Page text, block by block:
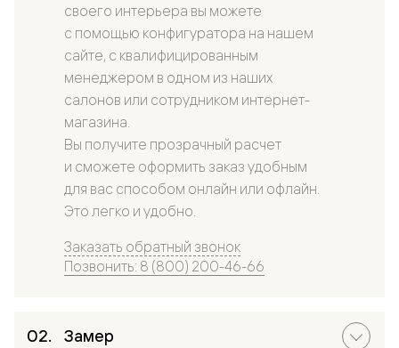
своего интерьера вы можете
с помощью конфигуратора на нашем
сайте, с квалифицированным
менеджером в одном из наших
салонов или сотрудником интернет-
магазина.
Вы получите прозрачный расчет
и сможете оформить заказ удобным
для вас способом онлайн или офлайн.
Это легко и удобно.
Заказать обратный звонок
Позвонить: 8 (800) 200-46-66
Замер